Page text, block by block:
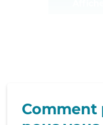
Comment